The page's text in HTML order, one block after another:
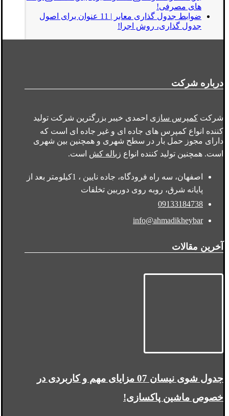
های مصرفی!
ضوابط جدول گذاری معابر | 11 عنوان برای اصول
جدول گذاری، روش اجرا!
درباره شرکت
شرکت کمپرس سازی احمدی خیبر بزرگترین شرکت تولید
کننده انواع کمپرس های جاده ای و غیر جاده ای است که
دارای مجوز حمل بار در سطح شهری و همچنین بین شهری
است. همچنین تولید کننده انواع زباله کش است.
اصفهان، سه راه فرودگاه، جاده نایین ، 1کیلومتر بعد از
پایانه شرق، روبه روی دوربین تخلفات
09133184738
info@ahmadikheybar
آخرین مقالات
جدول شوی نیسان 07 مزایای مهم و کاربردی در
خصوص ماشین پاکسازی!